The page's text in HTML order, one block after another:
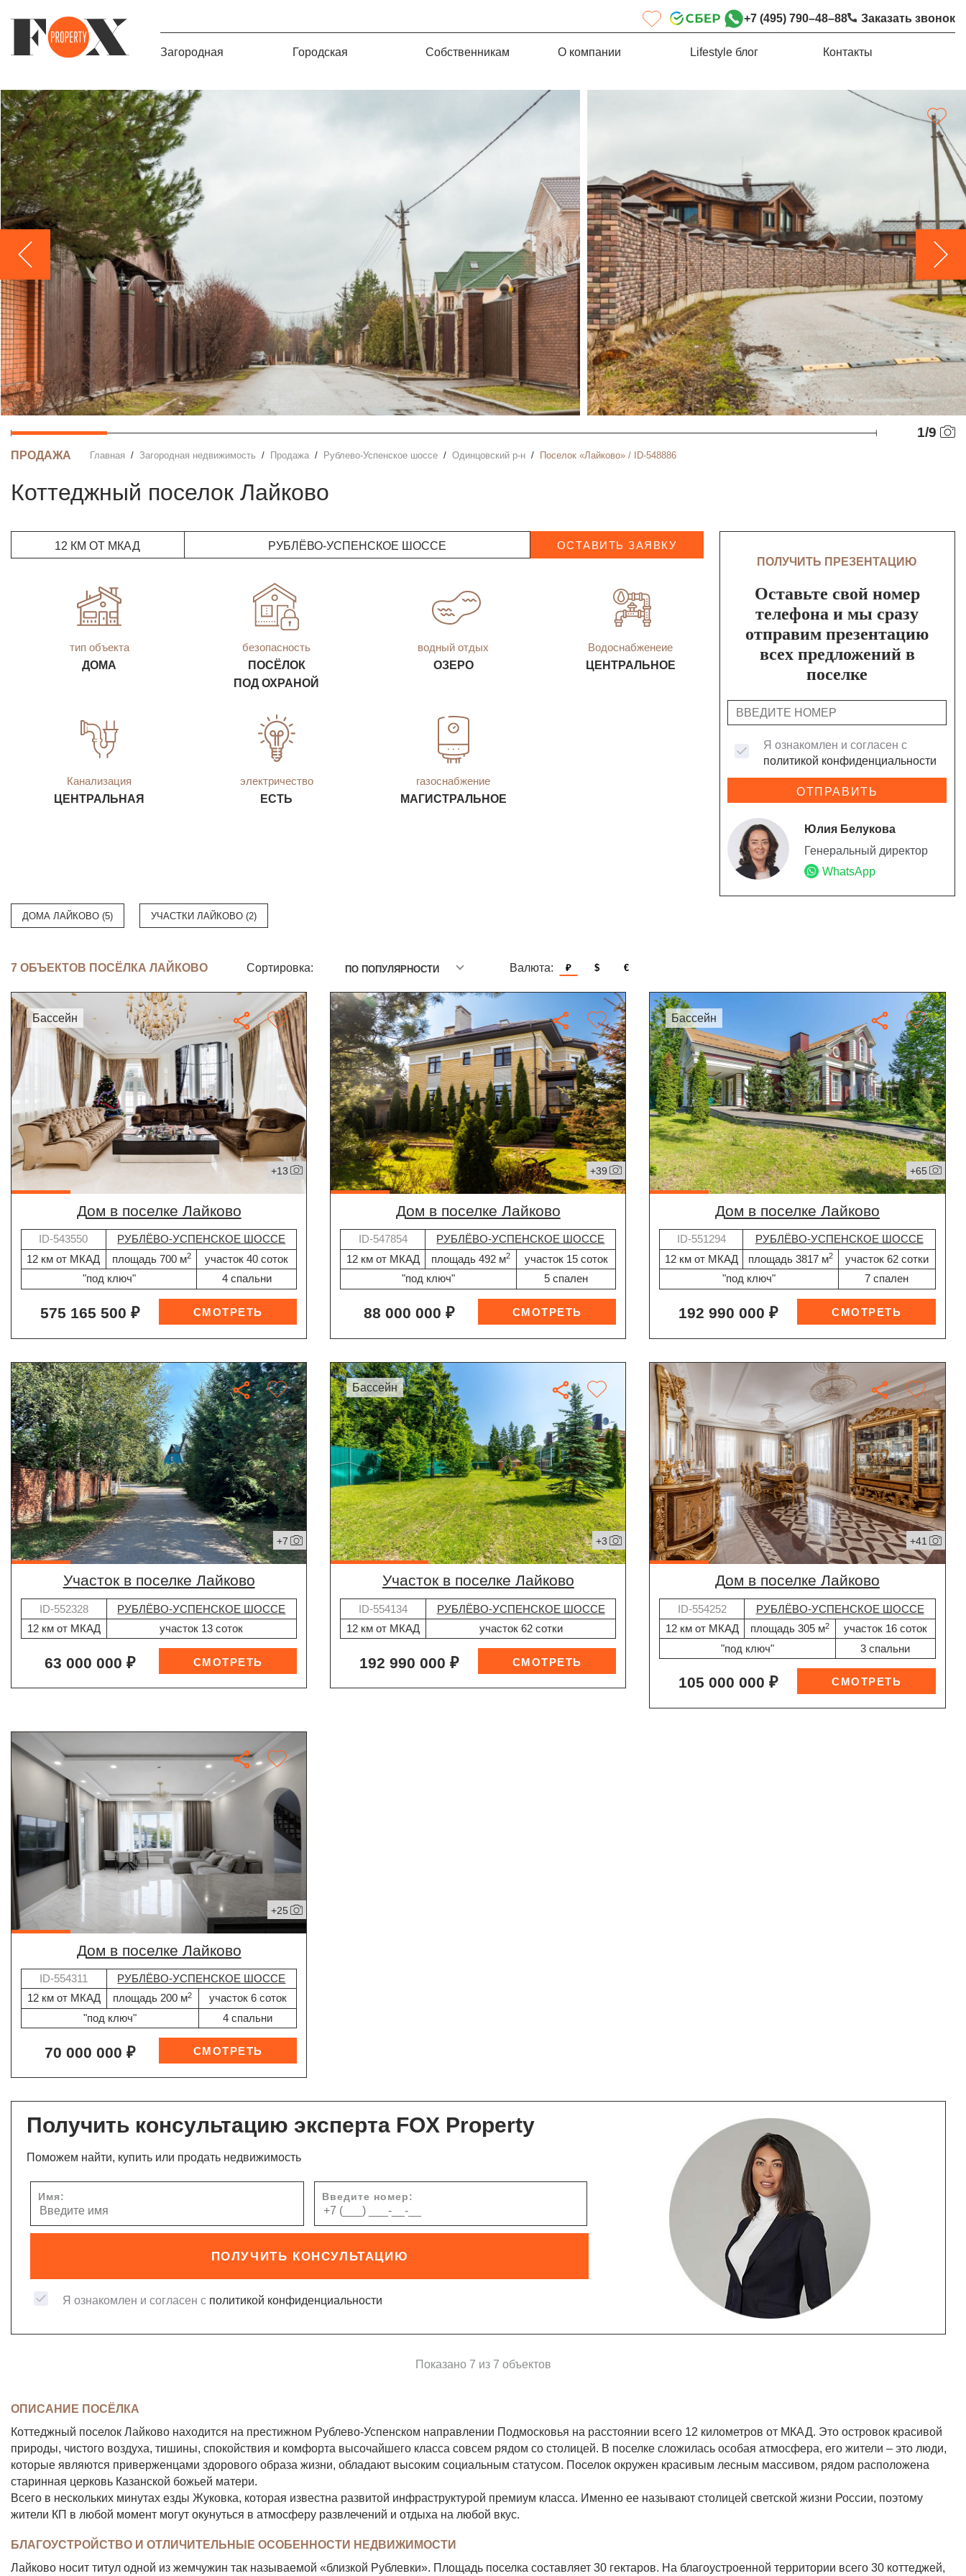
+7 (495) 790–48–88 Заказать звонок
Загородная Городская Собственникам О компании Lifestyle блог Контакты
1/9
ПРОДАЖА Главная Загородная недвижимость Продажа Рублево-Успенское шоссе Одинцовский р-н Поселок «Лайково» / ID-548886
Коттеджный поселок Лайково
12 КМ ОТ МКАД РУБЛЁВО-УСПЕНСКОЕ ШОССЕ ОСТАВИТЬ ЗАЯВКУ
тип объекта
ДОМА
безопасность
ПОСЁЛОК
ПОД ОХРАНОЙ
водный отдых
ОЗЕРО
Водоснабженеие
ЦЕНТРАЛЬНОЕ
Канализация
ЦЕНТРАЛЬНАЯ
электричество
ЕСТЬ
газоснабжение
МАГИСТРАЛЬНОЕ
ПОЛУЧИТЬ ПРЕЗЕНТАЦИЮ
Оставьте свой номер
телефона и мы сразу
отправим презентацию
всех предложений в
поселке
Я ознакомлен и согласен с
политикой конфиденциальности
ОТПРАВИТЬ
Юлия Белукова
Генеральный директор
WhatsApp
ДОМА ЛАЙКОВО (5) УЧАСТКИ ЛАЙКОВО (2)
7 ОБЪЕКТОВ ПОСЁЛКА ЛАЙКОВО Сортировка: ПО ПОПУЛЯРНОСТИ Валюта: ₽ $ €
бассейн
+13
дом в поселке Лайково
ID-543550
РУБЛЁВО-УСПЕНСКОЕ ШОССЕ
12 км от МКАД
площадь 700 м2
участок 40 соток
"под ключ"
4 спальни
575 165 500 ₽
+39
дом в поселке Лайково
ID-547854
РУБЛЁВО-УСПЕНСКОЕ ШОССЕ
12 км от МКАД
площадь 492 м2
участок 15 соток
"под ключ"
5 спален
88 000 000 ₽
бассейн
+65
дом в поселке Лайково
ID-551294
РУБЛЁВО-УСПЕНСКОЕ ШОССЕ
12 км от МКАД
площадь 3817 м2
участок 62 сотки
"под ключ"
7 спален
192 990 000 ₽
+7
участок в поселке Лайково
ID-552328
РУБЛЁВО-УСПЕНСКОЕ ШОССЕ
12 км от МКАД
участок 13 соток
63 000 000 ₽
бассейн
+3
участок в поселке Лайково
ID-554134
РУБЛЁВО-УСПЕНСКОЕ ШОССЕ
12 км от МКАД
участок 62 сотки
192 990 000 ₽
+41
дом в поселке Лайково
ID-554252
РУБЛЁВО-УСПЕНСКОЕ ШОССЕ
12 км от МКАД
площадь 305 м2
участок 16 соток
"под ключ"
3 спальни
105 000 000 ₽
+25
дом в поселке Лайково
ID-554311
РУБЛЁВО-УСПЕНСКОЕ ШОССЕ
12 км от МКАД
площадь 200 м2
участок 6 соток
"под ключ"
4 спальни
70 000 000 ₽
Получить консультацию эксперта FOX Property
Поможем найти, купить или продать недвижимость
Имя: Введите номер:
ПОЛУЧИТЬ КОНСУЛЬТАЦИЮ
Я ознакомлен и согласен с политикой конфиденциальности
Показано 7 из 7 объектов
ОПИСАНИЕ ПОСЁЛКА
Коттеджный поселок Лайково находится на престижном Рублево-Успенском направлении Подмосковья на расстоянии всего 12 километров от МКАД. Это островок красивой
природы, чистого воздуха, тишины, спокойствия и комфорта высочайшего класса совсем рядом со столицей. В поселке сложилась особая атмосфера, его жители – это люди,
которые являются приверженцами здорового образа жизни, обладают высоким социальным статусом. Поселок окружен красивым лесным массивом, рядом расположена
старинная церковь Казанской божьей матери.
Всего в нескольких минутах езды Жуковка, которая известна развитой инфраструктурой премиум класса. Именно ее называют столицей светской жизни России, поэтому
жители КП в любой момент могут окунуться в атмосферу развлечений и отдыха на любой вкус.
БЛАГОУСТРОЙСТВО И ОТЛИЧИТЕЛЬНЫЕ ОСОБЕННОСТИ НЕДВИЖИМОСТИ
Лайково носит титул одной из жемчужин так называемой «близкой Рублевки». Площадь поселка составляет 30 гектаров. На благоустроенной территории всего 30 коттеджей,